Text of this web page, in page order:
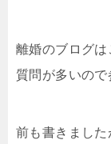
離婚のブログは
質問が多いので
前も書きまし